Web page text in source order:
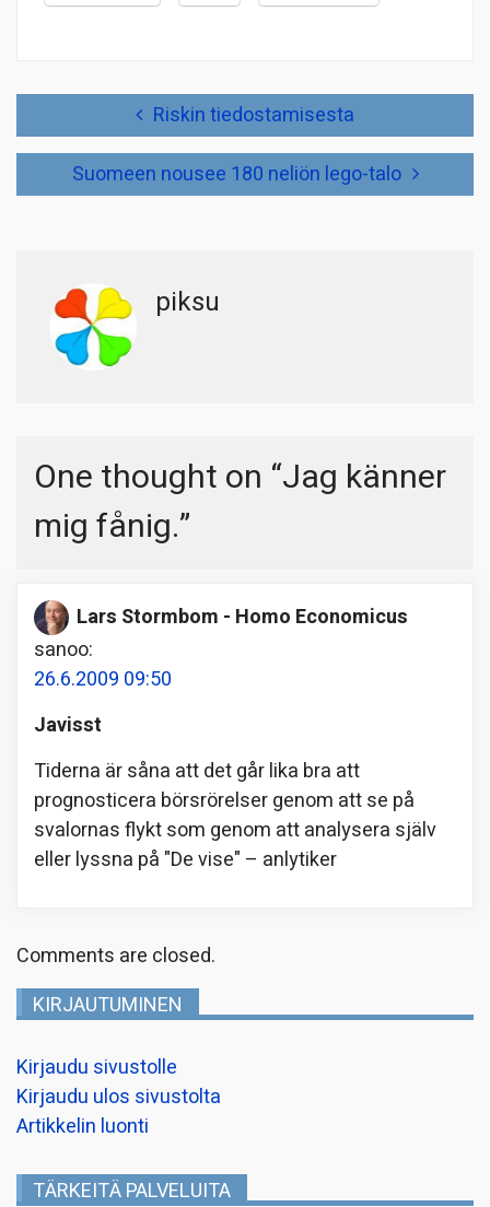
Riskin tiedostamisesta
Suomeen nousee 180 neliön lego-talo
piksu
One thought on “Jag känner
mig fånig.”
Lars Stormbom - Homo Economicus
sanoo:
26.6.2009 09:50
Javisst
Tiderna är såna att det går lika bra att
prognosticera börsrörelser genom att se på
svalornas flykt som genom att analysera själv
eller lyssna på "De vise" – anlytiker
Comments are closed.
KIRJAUTUMINEN
Kirjaudu sivustolle
Kirjaudu ulos sivustolta
Artikkelin luonti
TÄRKEITÄ PALVELUITA